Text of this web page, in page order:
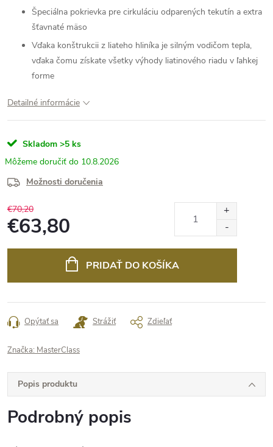
Špeciálna pokrievka pre cirkuláciu odparených tekutín a extra
šťavnaté mäso
Vďaka konštrukcii z liateho hliníka je silným vodičom tepla,
vďaka čomu získate všetky výhody liatinového riadu v ľahkej
forme
Detailné informácie
Skladom >5 ks
10.8.2026
Možnosti doručenia
€70,20
€63,80
PRIDAŤ DO KOŠÍKA
Opýtať sa Strážiť Zdieľať
Značka: MasterClass
Popis produktu
Podrobný popis